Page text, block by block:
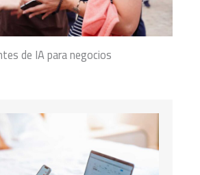
de IA para negocios